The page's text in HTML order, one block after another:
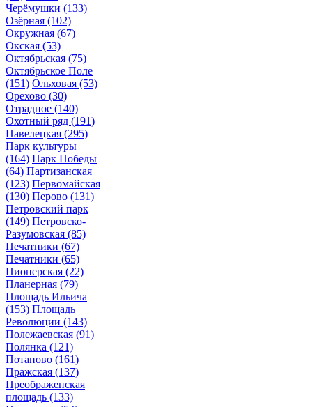
Черёмушки (133)
Озёрная (102)
Окружная (67)
Окская (53)
Октябрьская (75)
Октябрьское Поле
(151) Ольховая (53)
Орехово (30)
Отрадное (140)
Охотный ряд (191)
Павелецкая (295)
Парк культуры
(164) Парк Победы
(64) Партизанская
(123) Первомайская
(130) Перово (131)
Петровский парк
(149) Петровско-
Разумовская (85)
Печатники (67)
Печатники (65)
Пионерская (22)
Планерная (79)
Площадь Ильича
(153) Площадь
Революции (143)
Полежаевская (91)
Полянка (121)
Потапово (161)
Пражская (137)
Преображенская
площадь (133)